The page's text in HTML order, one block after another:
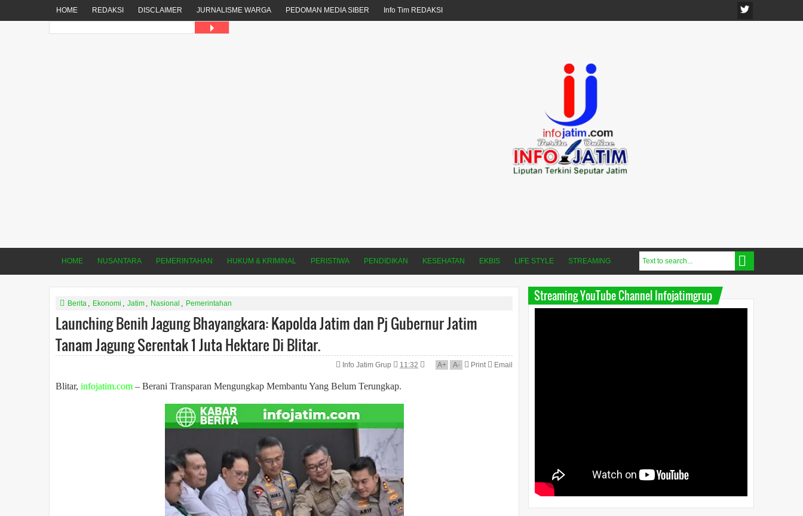
HOME REDAKSI DISCLAIMER JURNALISME WARGA PEDOMAN MEDIA SIBER Info Tim REDAKSI
HOME NUSANTARA PEMERINTAHAN HUKUM & KRIMINAL PERISTIWA PENDIDIKAN KESEHATAN EKBIS LIFE STYLE STREAMING
Berita , Ekonomi , Jatim , Nasional , Pemerintahan
Launching Benih Jagung Bhayangkara: Kapolda Jatim dan Pj Gubernur Jatim
Tanam Jagung Serentak 1 Juta Hektare Di Blitar.
Info Jatim Grup 11:32 A+ A- Print Email
Blitar, infojatim.com – Berani Transparan Mengungkap Membantu Yang Belum Terungkap.
Streaming YouTube Channel Infojatimgrup